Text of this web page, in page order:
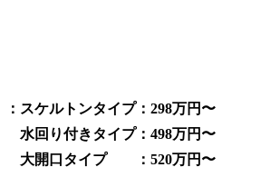
：スケルトンタイプ：298万円〜
タイプ：498万円〜
プ ：520万円〜